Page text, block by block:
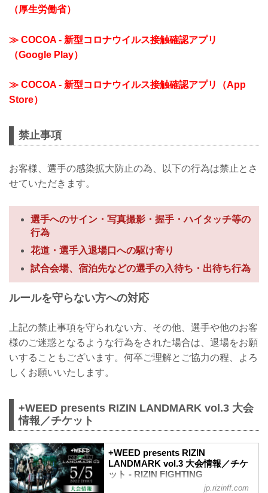
（厚生労働省）
≫ COCOA - 新型コロナウイルス接触確認アプリ
（Google Play）
≫ COCOA - 新型コロナウイルス接触確認アプリ（App
Store）
禁止事項
お客様、選手の感染拡大防止の為、以下の行為は禁止とさ
せていただきます。
選手へのサイン・写真撮影・握手・ハイタッチ等の
行為
花道・選手入退場口への駆け寄り
試合会場、宿泊先などの選手の入待ち・出待ち行為
ルールを守らない方への対応
上記の禁止事項を守られない方、その他、選手や他のお客
様のご迷惑となるような行為をされた場合は、退場をお願
いすることもございます。何卒ご理解とご協力の程、よろ
しくお願いいたします。
+WEED presents RIZIN LANDMARK vol.3 大会
情報／チケット
+WEED presents RIZIN
LANDMARK vol.3 大会情報／チケ
ット - RIZIN FIGHTING
FEDERATION オフィシャルサイト
jp.rizinff.com